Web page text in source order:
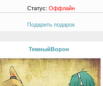
Статус: Оффлайн
Подарить подарок
ТемныйВорон